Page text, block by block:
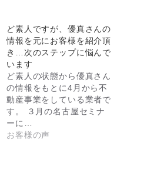
ど素人ですが、優真さんの
情報を元にお客様を紹介頂
き…次のステップに悩んで
います
ど素人の状態から優真さん
の情報をもとに4月から不
動産事業をしている業者で
す。 ３月の名古屋セミナ
ーに…
お客様の声